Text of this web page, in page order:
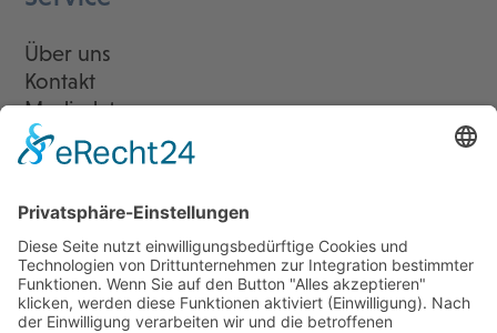
Über uns
Kontakt
Mediadaten
Newsletter
LogIn
Legal
Impressum
Datenschutzerklärung